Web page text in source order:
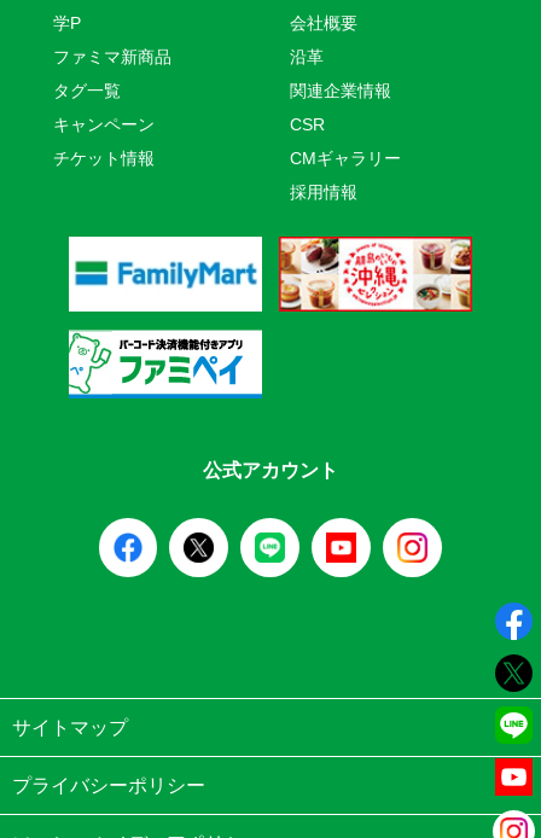
学P
ファミマ新商品
タグ一覧
キャンペーン
チケット情報
会社概要
沿革
関連企業情報
CSR
CMギャラリー
採用情報
公式アカウント
サイトマップ
プライバシーポリシー